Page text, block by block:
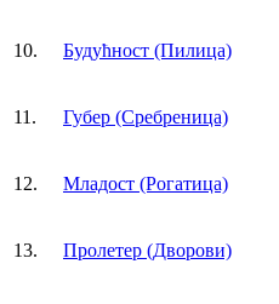
10. Будућност (Пилица)
11. Губер (Сребреница)
12. Mладост (Рогатица)
13. Пролетер (Дворови)